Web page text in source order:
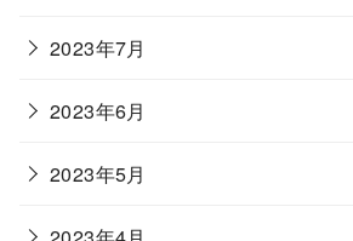
2023年7月
2023年6月
2023年5月